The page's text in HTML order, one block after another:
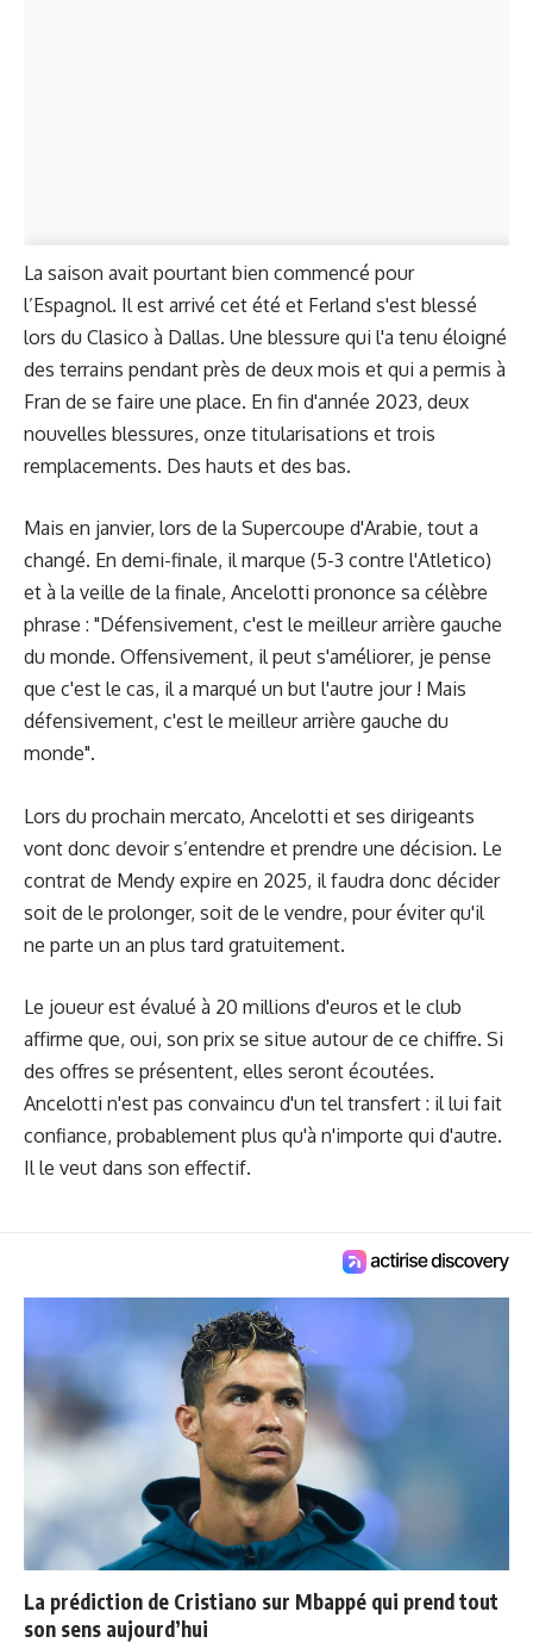
La saison avait pourtant bien commencé pour
l’Espagnol. Il est arrivé cet été et Ferland s'est blessé
lors du Clasico à Dallas. Une blessure qui l'a tenu éloigné
des terrains pendant près de deux mois et qui a permis à
Fran de se faire une place. En fin d'année 2023, deux
nouvelles blessures, onze titularisations et trois
remplacements. Des hauts et des bas.
Mais en janvier, lors de la Supercoupe d'Arabie, tout a
changé. En demi-finale, il marque (5-3 contre l'Atletico)
et à la veille de la finale, Ancelotti prononce sa célèbre
phrase : "Défensivement, c'est le meilleur arrière gauche
du monde. Offensivement, il peut s'améliorer, je pense
que c'est le cas, il a marqué un but l'autre jour ! Mais
défensivement, c'est le meilleur arrière gauche du
monde".
Lors du prochain mercato, Ancelotti et ses dirigeants
vont donc devoir s’entendre et prendre une décision. Le
contrat de Mendy expire en 2025, il faudra donc décider
soit de le prolonger, soit de le vendre, pour éviter qu'il
ne parte un an plus tard gratuitement.
Le joueur est évalué à 20 millions d'euros et le club
affirme que, oui, son prix se situe autour de ce chiffre. Si
des offres se présentent, elles seront écoutées.
Ancelotti n'est pas convaincu d'un tel transfert : il lui fait
confiance, probablement plus qu'à n'importe qui d'autre.
Il le veut dans son effectif.
La prédiction de Cristiano sur Mbappé qui prend tout
son sens aujourd’hui